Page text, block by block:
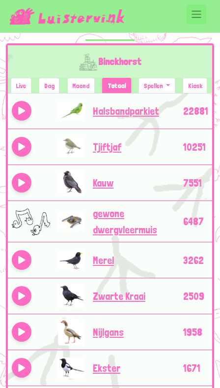
Binckhorst
Live Dag Maand Totaal Spellen Kiosk
Halsbandparkiet 22881
Tjiftjaf 10251
Kauw 7551
gewone
dwergvleermuis
6487
Merel 3262
Zwarte Kraai 2509
Nijlgans 1958
Ekster 1671